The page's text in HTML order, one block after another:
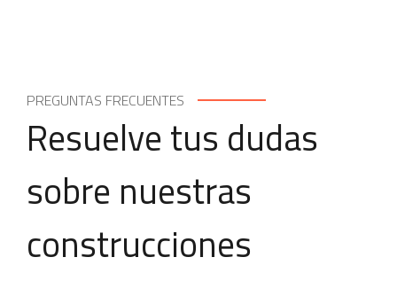
PREGUNTAS FRECUENTES
Resuelve tus dudas
sobre nuestras
construcciones